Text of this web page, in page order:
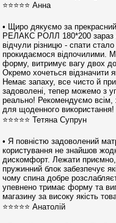
⭐⭐⭐⭐⭐ Анна
• Щиро дякуємо за
РЕЛАКС РОЛЛ 180*200 зараз
відчули різницю - спати
прокидаємося відпочилими.
форму, витримує вагу двох
Окремо хочеться відзначити
Немає запаху, все чисто й
задоволені, тепер можемо з
реально! Рекомендуємо всім,
для щоденного використання!
⭐⭐⭐⭐⭐ Тетяна Супрун
• Я повністю задоволений
користування не знайшов
дискомфорт. Лежати приємно,
пружинний блок забезпечує
чому спина добре
упевнено тримає форму та
магазину за високу якість
⭐⭐⭐⭐⭐ Анатолій